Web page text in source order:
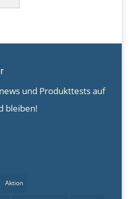
und Produkttests auf
bleiben!
Aktion